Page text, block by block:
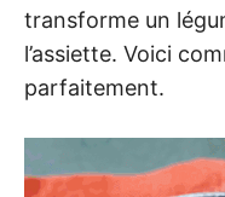
transforme un
l’assiette. Voici
parfaitement.